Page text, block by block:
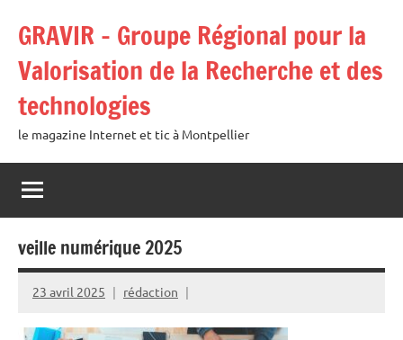
contenu
GRAVIR – Groupe Régional pour la
Valorisation de la Recherche et des
technologies
le magazine Internet et tic à Montpellier
veille numérique 2025
23 avril 2025 rédaction